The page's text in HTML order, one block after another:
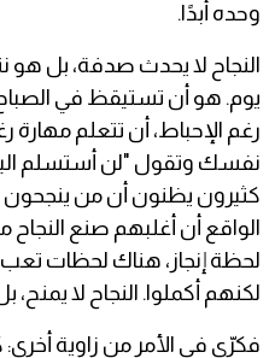
وحده أبدًا.
النجاح لا يحدث صدفة، بل هو
يوم. هو أن تستيقظ في
رغم الإحباط، أن تتعلم
نفسك وتقول "لن أستسلم
كثيرون يظنون أن من ينجحون
الواقع أن أغلبهم صنع
لحظة إنجاز، هناك لحظات
لكنهم أكملوا. النجاح لا يمنح،
فكرّي في الأمر من زاوية